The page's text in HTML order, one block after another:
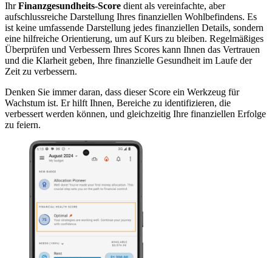
IhrFinanzgesundheits-Score dient als vereinfachte, aber
aufschlussreiche Darstellung Ihres finanziellen Wohlbefindens. Es
ist keine umfassende Darstellung jedes finanziellen Details, sondern
eine hilfreiche Orientierung, um auf Kurs zu bleiben. Regelmäßiges
Überprüfen und Verbessern Ihres Scores kann Ihnen das Vertrauen
und die Klarheit geben, Ihre finanzielle Gesundheit im Laufe der
Zeit zu verbessern.
Denken Sie immer daran, dass dieser Score ein Werkzeug für
Wachstum ist. Er hilft Ihnen, Bereiche zu identifizieren, die
verbessert werden können, und gleichzeitig Ihre finanziellen Erfolge
zu feiern.